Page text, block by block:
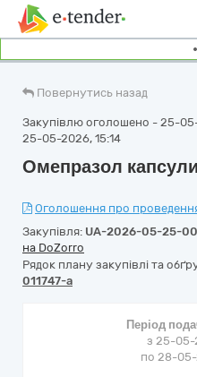
Повернутись назад
Закупівлю оголошено - 25-05-
25-05-2026, 15:14
Омепразол
Оголошення про
Закупівля: UA-2026-05-25-
на DoZorro
Рядок плану закупівлі та
011747-a
Період
з 25-05-
по 28-